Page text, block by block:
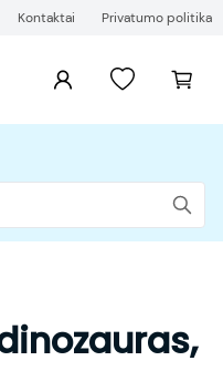
Kontaktai Privatumo politika